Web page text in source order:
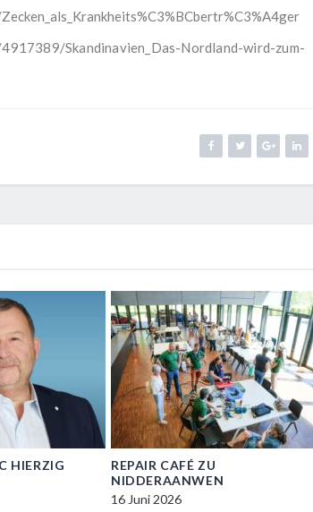
Skandinavien_Das-Nordland-wird-zum-
HIERZIG
REPAIR CAFÉ ZU
NIDDERAANWEN
16 Juni 2026